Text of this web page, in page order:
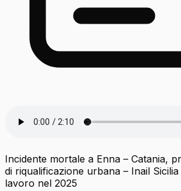
Incidente mortale a Enna – Catania,
di riqualificazione urbana – Inail
lavoro nel 2025